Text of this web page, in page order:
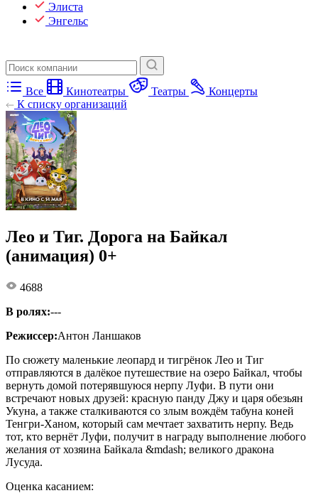
Элиста
Энгельс
Все Кинотеатры Театры
Концерты
К списку организаций
Лео и Тиг. Дорога на Байкал
(анимация) 0+
4688
В ролях:---
Режиссер:Антон Ланшаков
По сюжету маленькие леопард и тигрёнок Лео и Тиг
отправляются в далёкое путешествие на озеро Байкал, чтобы
вернуть домой потерявшуюся нерпу Луфи. В пути они
встречают новых друзей: красную панду Джу и царя обезьян
Укуна, а также сталкиваются со злым вождём табуна коней
Тенгри-Ханом, который сам мечтает захватить нерпу. Ведь
тот, кто вернёт Луфи, получит в награду выполнение любого
желания от хозяина Байкала &mdash; великого дракона
Лусуда.
Оценка касанием: